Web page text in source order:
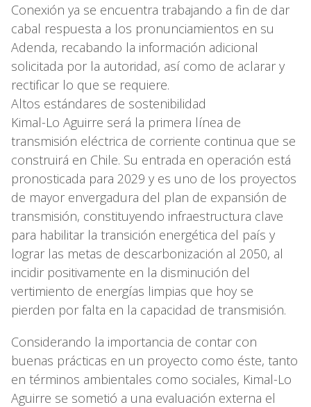
Conexión ya se encuentra trabajando a fin de dar
cabal respuesta a los pronunciamientos en su
Adenda, recabando la información adicional
solicitada por la autoridad, así como de aclarar y
rectificar lo que se requiere.
Altos estándares de sostenibilidad
Kimal-Lo Aguirre será la primera línea de
transmisión eléctrica de corriente continua que se
construirá en Chile. Su entrada en operación está
pronosticada para 2029 y es uno de los proyectos
de mayor envergadura del plan de expansión de
transmisión, constituyendo infraestructura clave
para habilitar la transición energética del país y
lograr las metas de descarbonización al 2050, al
incidir positivamente en la disminución del
vertimiento de energías limpias que hoy se
pierden por falta en la capacidad de transmisión.
Considerando la importancia de contar con
buenas prácticas en un proyecto como éste, tanto
en términos ambientales como sociales, Kimal-Lo
Aguirre se sometió a una evaluación externa el